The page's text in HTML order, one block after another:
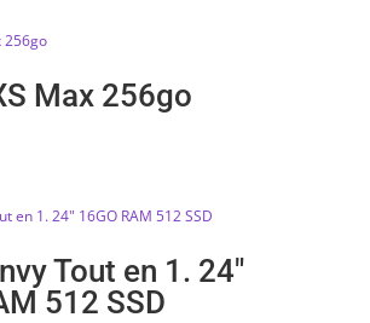
Max 256go
Tout en 1. 24″
512 SSD